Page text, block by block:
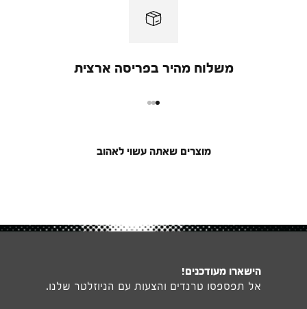
משלוח מהיר בפריסה ארצית
מוצרים שאתה עשוי לאהוב
הישארו מעודכנים!
אל תפספסו טרנדים והצעות עם הניוזלטר שלנו.